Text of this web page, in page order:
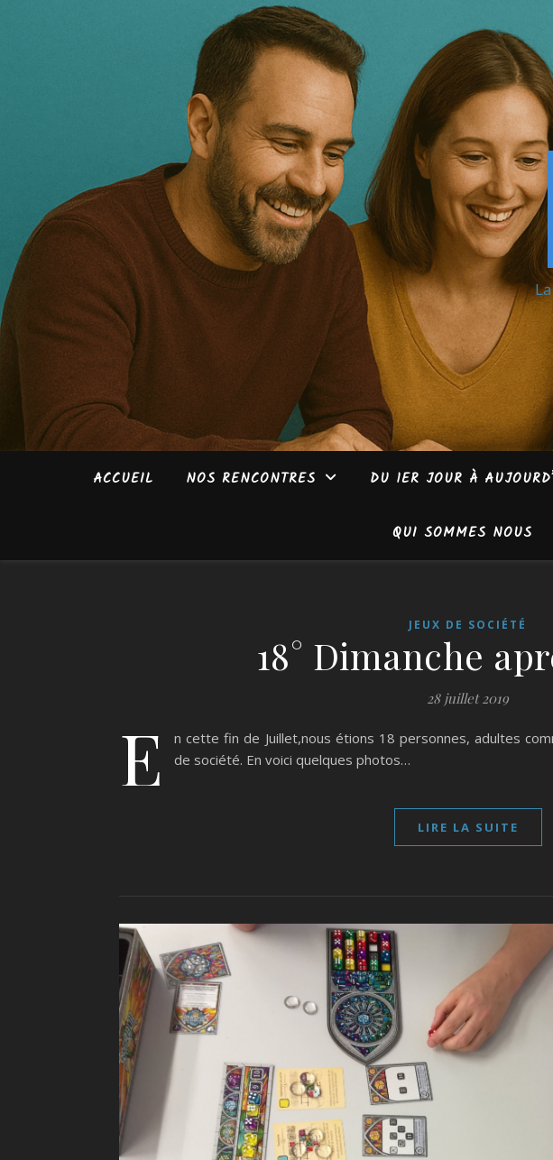
ACCUEIL NOS RENCONTRES DU 1ER JOUR À
QUI SOMMES NOUS
JEUX DE SOCIÉTÉ
18° Dimanche
28 juillet 2019
E
n cette fin de Juillet,nous étions 18 personnes, adultes
de société. En voici quelques photos…
LIRE LA SUITE